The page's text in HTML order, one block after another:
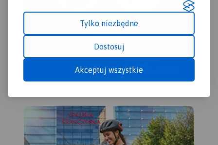
Tylko niezbędne
Dostosuj
Akceptuj wszystkie